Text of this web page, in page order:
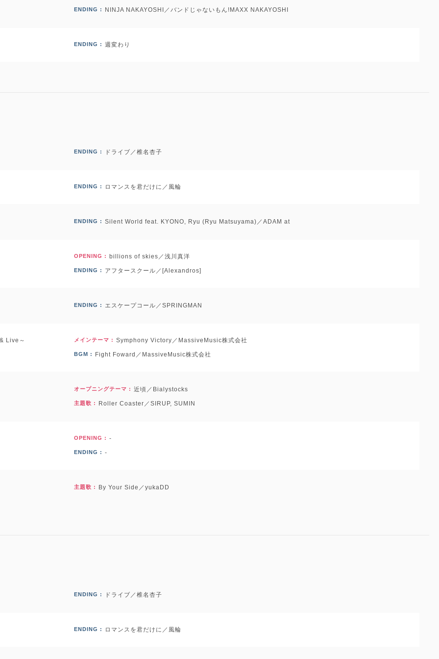
ENDING : NINJA NAKAYOSHI／バンドじゃないもん!MAXX NAKAYOSHI
ENDING : 週変わり
ENDING : ドライブ／椎名杏子
ENDING : ロマンスを君だけに／風輪
ENDING : Silent World feat. KYONO, Ryu (Ryu Matsuyama)／ADAM at
OPENING : billions of skies／浅川真洋
ENDING : アフタースクール／[Alexandros]
ENDING : エスケープコール／SPRINGMAN
Live～ メインテーマ : Symphony Victory／MassiveMusic株式会社
BGM : Fight Foward／MassiveMusic株式会社
オープニングテーマ : 近頃／Bialystocks
主題歌 : Roller Coaster／SIRUP, SUMIN
OPENING : -
ENDING : -
主題歌 : By Your Side／yukaDD
ENDING : ドライブ／椎名杏子
ENDING : ロマンスを君だけに／風輪